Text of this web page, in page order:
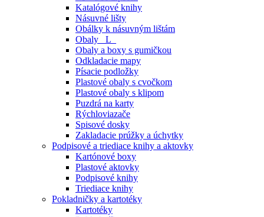
Katalógové knihy
Násuvné lišty
Obálky k násuvným lištám
Obaly _L_
Obaly a boxy s gumičkou
Odkladacie mapy
Písacie podložky
Plastové obaly s cvočkom
Plastové obaly s klipom
Puzdrá na karty
Rýchloviazače
Spisové dosky
Zakladacie prúžky a úchytky
Podpisové a triediace knihy a aktovky
Kartónové boxy
Plastové aktovky
Podpisové knihy
Triediace knihy
Pokladničky a kartotéky
Kartotéky